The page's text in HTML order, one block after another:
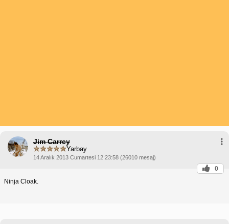
Jim Carrey
Yarbay
14 Aralık 2013 Cumartesi 12:23:58 (26010 mesaj)
0
Ninja Cloak.